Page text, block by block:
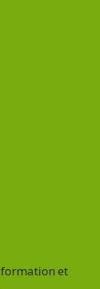
formation et